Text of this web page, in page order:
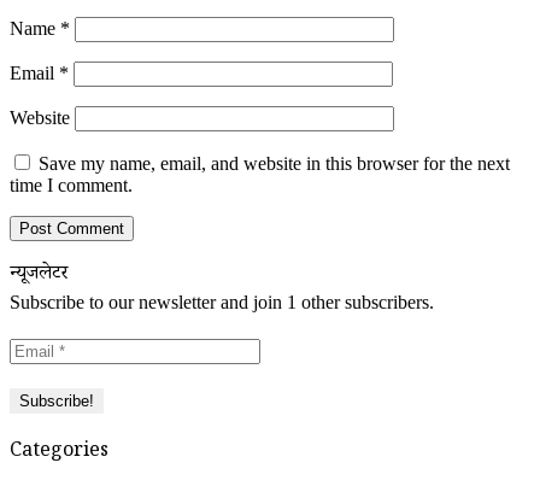
Name *
Email *
Website
Save my name, email, and website in this browser for the next
time I comment.
न्यूजलेटर
Subscribe to our newsletter and join 1 other subscribers.
Categories